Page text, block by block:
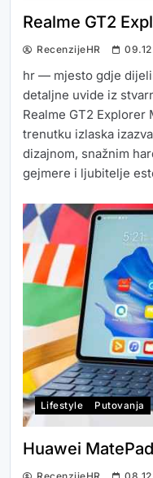
Realme GT2
RecenzijeHR
hr — mjesto gdje
detaljne uvide iz
Realme GT2
trenutku izlaska
dizajnom, snažnim
gejmere i ljubitelje
Lifestyle Putovanja
Huawei